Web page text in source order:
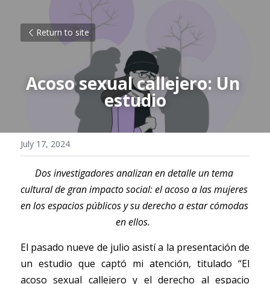
Return to site
Acoso sexual callejero: Un
estudio
July 17, 2024
Dos investigadores analizan en detalle un tema
cultural de gran impacto social: el acoso a las mujeres
en los espacios públicos y su derecho a estar cómodas
en ellos.
El pasado nueve de julio asistí a la presentación de
un estudio que captó mi atención, titulado “El
acoso sexual callejero y el derecho al espacio